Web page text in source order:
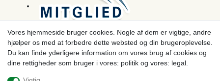
Betaling
Vores hjemmeside bruger cookies. Nogle af dem er vigtige, andre
hjælper os med at forbedre dette websted og din brugeroplevelse.
Du kan finde yderligere information om vores brug af cookies og
dine rettigheder som bruger i vores: politik og vores: legal.